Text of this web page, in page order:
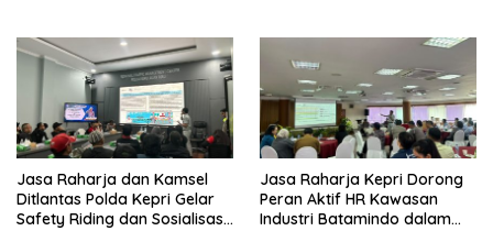
Jasa Raharja dan Kamsel
Ditlantas Polda Kepri Gelar
Safety Riding dan Sosialisasi
Jasa Raharja Kepri Dorong
Peran Aktif HR Kawasan
Industri Batamindo dalam